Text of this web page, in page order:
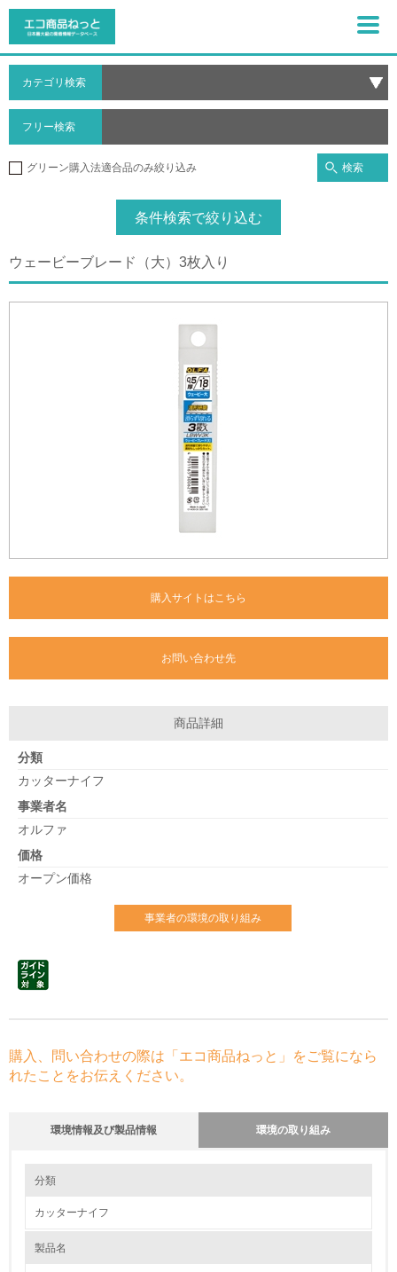
カテゴリ検索
フリー検索
グリーン購入法適合品のみ絞り込み 検索
条件検索で絞り込む
ウェービーブレード（大）3枚入り
購入サイトはこちら
お問い合わせ先
商品詳細
分類
カッターナイフ
事業者名
オルファ
価格
オープン価格
事業者の環境の取り組み
購入、問い合わせの際は「エコ商品ねっと」をご覧になら
れたことをお伝えください。
環境情報及び製品情報 環境の取り組み
1.環境取り組み体制
事業活動における電力使用量削減のため、省エネ型設備への更新を推進し
分類
カッターナイフ
製品名